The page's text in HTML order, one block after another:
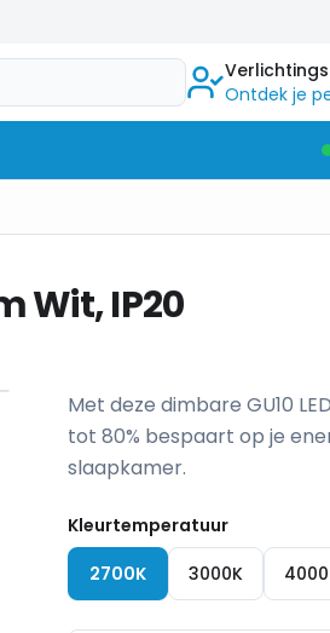
Ontdek je
Wit, IP20
Met deze dimbare GU10
tot 80% bespaart op je
slaapkamer.
Kleurtemperatuur
2700K
3000K